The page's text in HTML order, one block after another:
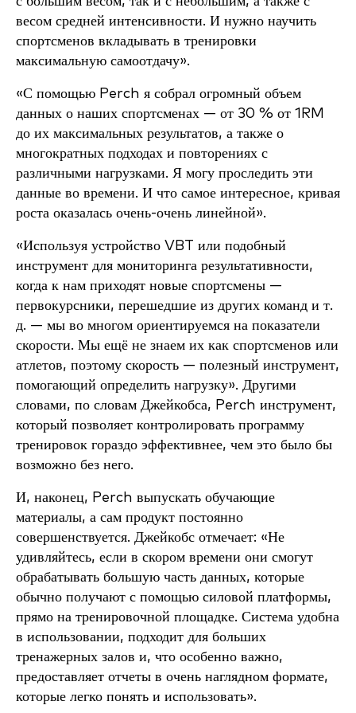
весом средней интенсивности. И нужно научить
спортсменов вкладывать в тренировки
максимальную самоотдачу».
«С помощью Perch я собрал огромный объем
данных о наших спортсменах — от 30 % от 1RM
до их максимальных результатов, а также о
многократных подходах и повторениях с
различными нагрузками. Я могу проследить эти
данные во времени. И что самое интересное, кривая
роста оказалась очень-очень линейной».
«Используя устройство VBT или подобный
инструмент для мониторинга результативности,
когда к нам приходят новые спортсмены —
первокурсники, перешедшие из других команд и т.
д. — мы во многом ориентируемся на показатели
скорости. Мы ещё не знаем их как спортсменов или
атлетов, поэтому скорость — полезный инструмент,
помогающий определить нагрузку». Другими
словами, по словам Джейкобса, Perch инструмент,
который позволяет контролировать программу
тренировок гораздо эффективнее, чем это было бы
возможно без него.
И, наконец, Perch выпускать обучающие
материалы, а сам продукт постоянно
совершенствуется. Джейкобс отмечает: «Не
удивляйтесь, если в скором времени они смогут
обрабатывать большую часть данных, которые
обычно получают с помощью силовой платформы,
прямо на тренировочной площадке. Система удобна
в использовании, подходит для больших
тренажерных залов и, что особенно важно,
предоставляет отчеты в очень наглядном формате,
которые легко понять и использовать».